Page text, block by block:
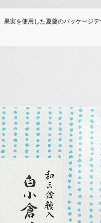
果実を使用した夏羹のパッケージ